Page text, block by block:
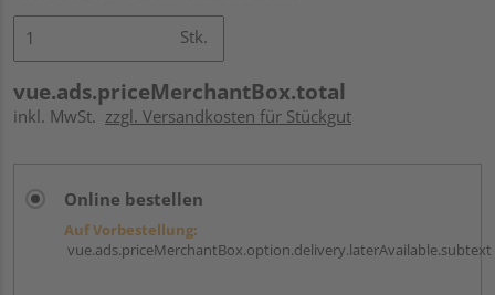
Stk.
vue.ads.priceMerchantBox.total
inkl. MwSt. zzgl. Versandkosten für Stückgut
Online bestellen
Auf Vorbestellung:
vue.ads.priceMerchantBox.option.delivery.laterAvailable.subtext